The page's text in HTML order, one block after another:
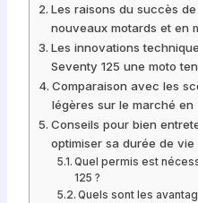
Les raisons du succès
nouveaux motards et en
Les innovations
Seventy 125 une moto
Comparaison avec les
légères sur le marché en
Conseils pour bien
optimiser sa durée de vie
Quel permis est
125 ?
Quels sont les